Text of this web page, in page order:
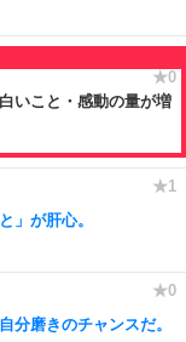
いこと・感動の量が増
」が肝心。
分磨きのチャンスだ。